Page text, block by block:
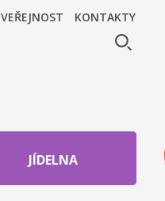
VEŘEJNOST KONTAKTY
JÍDELNA